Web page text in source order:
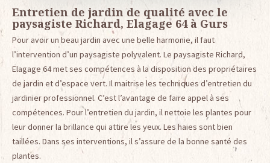
Entretien de jardin de qualité avec le
paysagiste Richard, Elagage 64 à Gurs
Pour avoir un beau jardin avec une belle harmonie, il faut
l’intervention d’un paysagiste polyvalent. Le paysagiste Richard,
Elagage 64 met ses compétences à la disposition des propriétaires
de jardin et d’espace vert. Il maitrise les techniques d’entretien du
jardinier professionnel. C’est l’avantage de faire appel à ses
compétences. Pour l’entretien du jardin, il nettoie les plantes pour
leur donner la brillance qui attire les yeux. Les haies sont bien
taillées. Dans ses interventions, il s’assure de la bonne santé des
plantes.